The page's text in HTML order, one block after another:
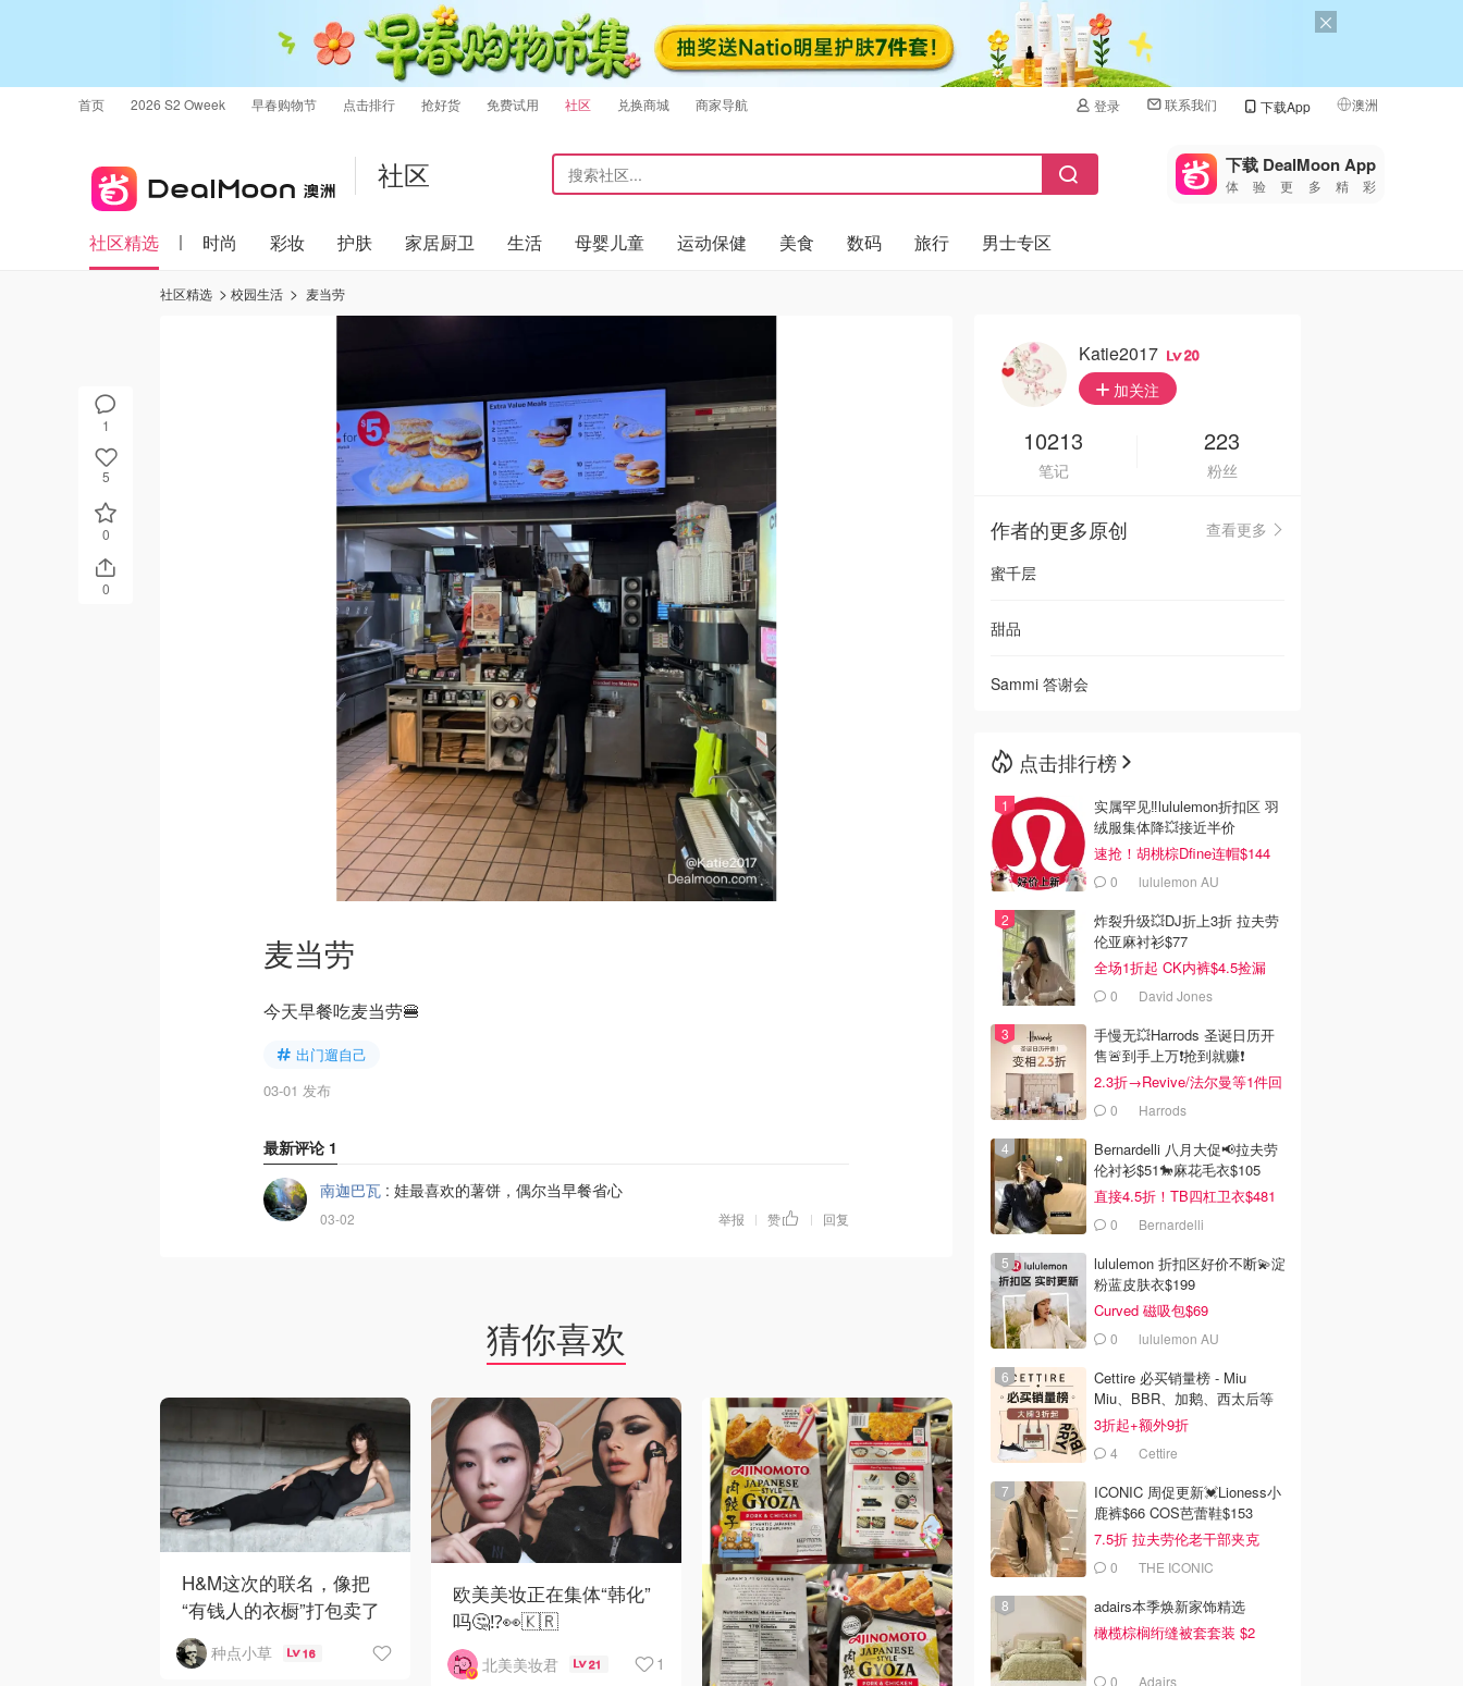
首页 2026 S2 Oweek 早春购物节 点击排行 抢好货 免费试用 社区 兑换商城 商家导航 登录 联系我们 下载App 澳洲
🇺🇸
🇨🇳 中国
🇮🇹
🇦🇺
🇳🇿新西兰
社区 下载 DealMoon App
体验更多精彩
社区精选 时尚 彩妆 护肤 家居厨卫 生活 母婴儿童 运动保健 美食 数码 旅行 男士专区
1
5
0
0
社区精选 校园生活 麦当劳
麦当劳
今天早餐吃麦当劳🍔
出门遛自己
03-01 发布
最新评论 1
南迦巴瓦 : 娃最喜欢的薯饼，偶尔当早餐省心
03-02 举报 | 赞 | 回复
猜你喜欢
H&M这次的联名，像把
“有钱人的衣橱”打包卖了
😂...🖤
种点小草 16
欧美美妆正在集体“韩化”
吗🤔⁉️👀🇰🇷
北美美妆君 21 1
Katie2017 20
加关注
10213
笔记
223
粉丝
作者的更多原创
查看更多
蜜千层
甜品
Sammi 答谢会
点击排行榜
实属罕见‼️lululemon折扣区 羽
绒服集体降💥接近半价
速抢！胡桃棕Dfine连帽$144
0 lululemon AU
炸裂升级💥DJ折上3折 拉夫劳
伦亚麻衬衫$77
全场1折起 CK内裤$4.5捡漏
0 David Jones
手慢无💥Harrods 圣诞日历开
售🚨到手上万❗️抢到就赚❗️
2.3折→Revive/法尔曼等1件回
本！0 Harrods
Bernardelli 八月大促📢拉夫劳
伦衬衫$51🐎麻花毛衣$105
直接4.5折！TB四杠卫衣$481
0 Bernardelli
lululemon 折扣区好价不断💫淀
粉蓝皮肤衣$199
Curved 磁吸包$69
0 lululemon AU
Cettire 必买销量榜 - Miu
Miu、BBR、加鹅、西太后等
汇总！
3折起+额外9折
4 Cettire
ICONIC 周促更新💓Lioness小
鹿裤$66 COS芭蕾鞋$153
7.5折 拉夫劳伦老干部夹克
$4190 THE ICONIC
adairs本季焕新家饰精选
橄榄棕榈绗缝被套套装 $2
0 Adairs